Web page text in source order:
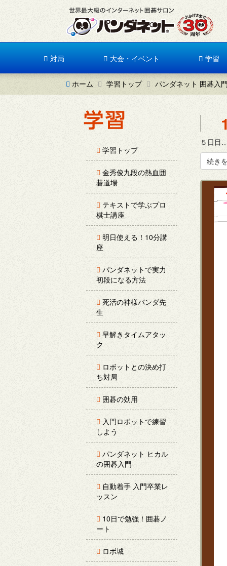
対局 大会・イベント 学習
ホーム 学習トップ パンダネット 囲碁入
学習トップ
金秀俊九段の熱血囲
碁道場
テキストで学ぶプロ
棋士講座
明日使える！10分講
座
パンダネットで実力
初段になる方法
死活の神様パンダ先
生
早解きタイムアタッ
ク
ロボットとの決め打
ち対局
囲碁の効用
入門ロボットで練習
しよう
パンダネット ヒカル
の囲碁入門
自動着手 入門卒業レ
ッスン
10日で勉強！囲碁ノ
ート
ロボ城
５日目
続き